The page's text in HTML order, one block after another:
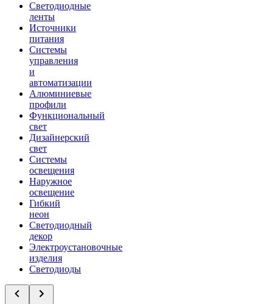
Светодиодные
ленты
Источники
питания
Системы
управления
и
автоматизации
Алюминиевые
профили
Функциональный
свет
Дизайнерский
свет
Системы
освещения
Наружное
освещение
Гибкий
неон
Светодиодный
декор
Электроустановочные
изделия
Светодиоды